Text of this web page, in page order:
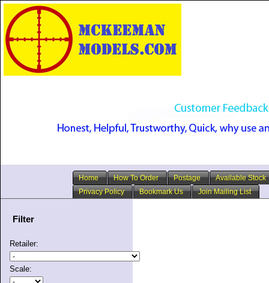
Home How To Order Postage
Available Stock
Privacy Policy
Bookmark Us Join Mailing List
Filter
Retailer:
Scale: